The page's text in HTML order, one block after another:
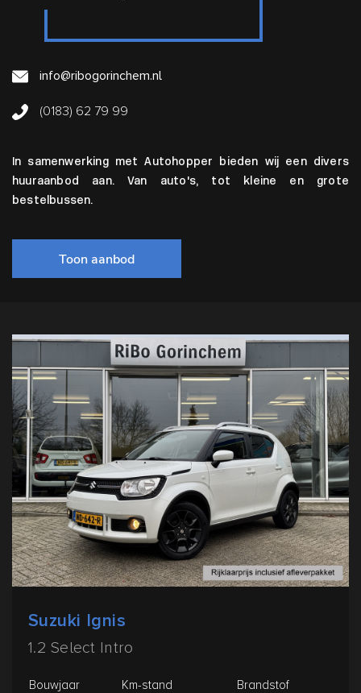
info@ribogorinchem.nl
(0183) 62 79 99
In samenwerking met Autohopper bieden wij een divers
huuraanbod aan. Van auto's, tot kleine en grote
bestelbussen.
Toon aanbod
Suzuki Ignis
1.2 Select Intro
Bouwjaar
Km-stand
Brandstof